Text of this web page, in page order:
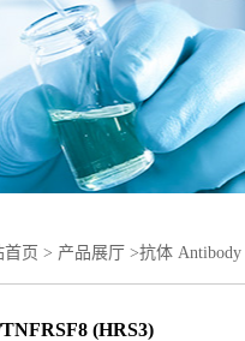
首页 > 产品展厅 >抗体 Antibody
(HRS3)